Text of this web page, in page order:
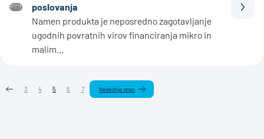
poslovanja
Namen produkta je neposredno zagotavljanje
ugodnih povratnih virov financiranja mikro in
malim...
3 4 5 6 7 Naslednja stran